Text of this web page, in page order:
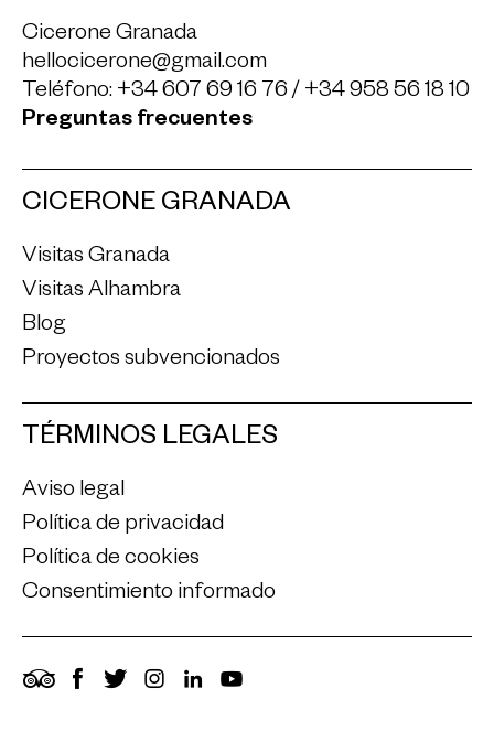
Cicerone Granada
hellocicerone@gmail.com
Teléfono: +34 607 69 16 76/ +34 958 56 18 10
Preguntas frecuentes
CICERONE GRANADA
Visitas Granada
Visitas Alhambra
Blog
Proyectos subvencionados
TÉRMINOS LEGALES
Aviso legal
Política de privacidad
Política de cookies
Consentimiento informado
TripAdvisor
Facebook
TwitterInstagram
LinkedIn